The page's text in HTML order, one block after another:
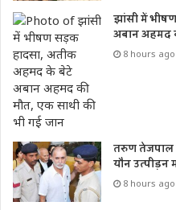
झांसी में
अबान अहमद
8 hours ago
तरुण तेजपाल
यौन उत्पीड़न
8 hours ago